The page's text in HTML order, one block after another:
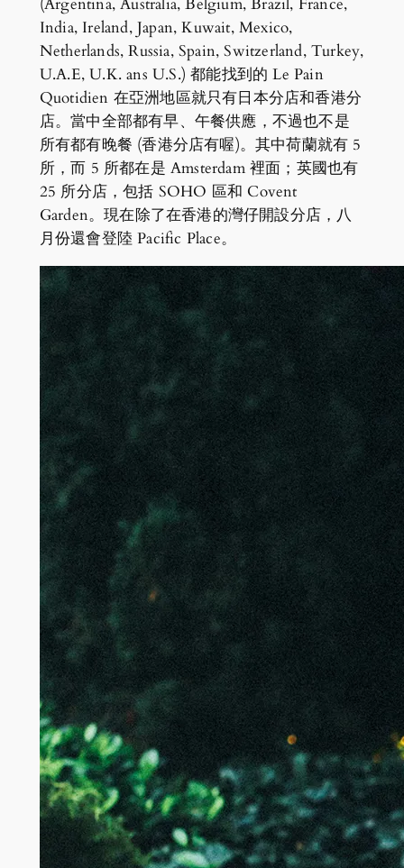
(Argentina, Australia, Belgium, Brazil, France,
India, Ireland, Japan, Kuwait, Mexico,
Netherlands, Russia, Spain, Switzerland, Turkey,
U.A.E, U.K. ans U.S.) 都能找到的 Le Pain
Quotidien 在亞洲地區就只有日本分店和香港分
店。當中全部都有早、午餐供應，不過也不是
所有都有晚餐 (香港分店有喔)。其中荷蘭就有 5
所，而 5 所都在是 Amsterdam 裡面；英國也有
25 所分店，包括 SOHO 區和 Covent
Garden。現在除了在香港的灣仔開設分店，八
月份還會登陸 Pacific Place。